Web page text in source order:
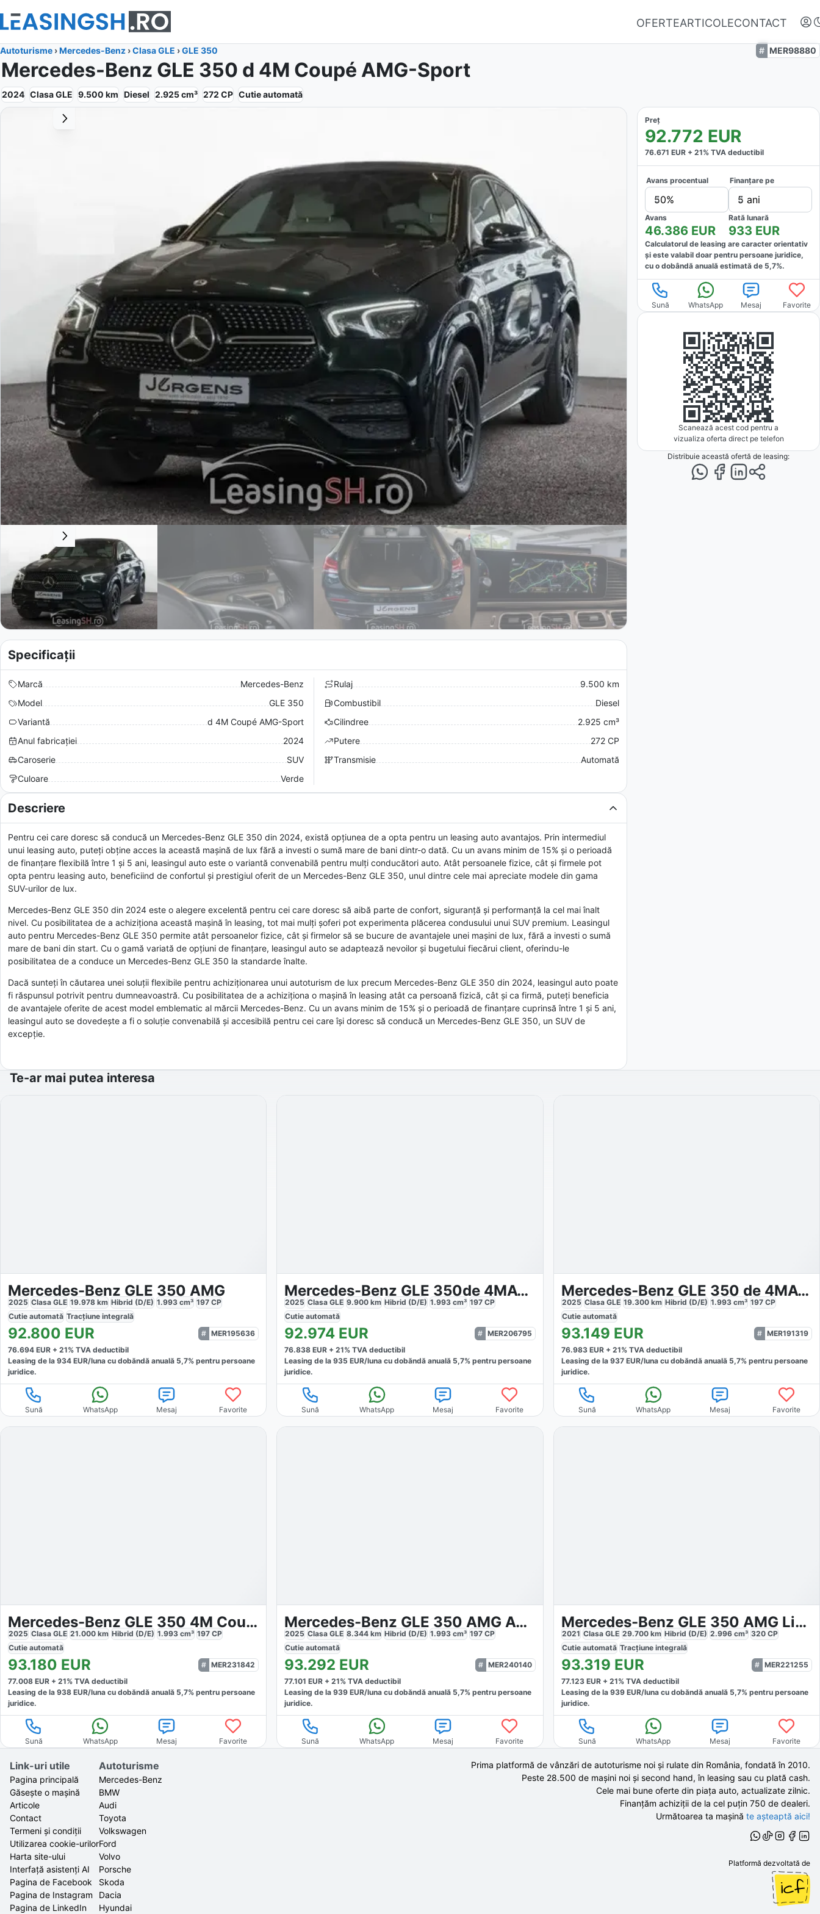
OFERTEARTICOLECONTACT
Autentifică-te
Nu ai oferte favorite
Autoturisme ›Mercedes-Benz ›Clasa GLE ›GLE 350 MER98880
Mercedes-Benz GLE 350 d 4M Coupé AMG-Sport
2024 Clasa GLE 9.500 km Diesel 2.925cm³ 272 CP Cutieautomată
Preț
92.772 EUR
76.671 EUR + 21% TVA deductibil
Avans procentual
50%
Finanțare pe
5 ani
Avans
46.386 EUR
Rată lunară
933 EUR
Calculatorul de leasing are caracter orientativ
și este valabil doar pentru persoane juridice,
cu o dobândă anuală estimată de 5,7%.
Sună WhatsApp Mesaj Favorite
Scanează acest cod pentru a
vizualiza oferta direct pe telefon
Distribuie această ofertă de leasing:
Specificații
Marcă
Mercedes-Benz
Model
GLE 350
Variantă
d 4M Coupé AMG-Sport
Anul fabricației
2024
Caroserie
SUV
Culoare
Verde
Rulaj
9.500 km
Combustibil
Diesel
Cilindree
2.925 cm³
Putere
272 CP
Transmisie
Automată
Descriere
Pentru cei care doresc să conducă un Mercedes-Benz GLE 350 din 2024, există opțiunea de a opta pentru un leasing auto avantajos. Prin intermediul
unui leasing auto, puteți obține acces la această mașină de lux fără a investi o sumă mare de bani dintr-o dată. Cu un avans minim de 15% și o perioadă
de finanțare flexibilă între 1 și 5 ani, leasingul auto este o variantă convenabilă pentru mulți conducători auto. Atât persoanele fizice, cât și firmele pot
opta pentru leasing auto, beneficiind de confortul și prestigiul oferit de un Mercedes-Benz GLE 350, unul dintre cele mai apreciate modele din gama
SUV-urilor de lux.
Mercedes-Benz GLE 350 din 2024 este o alegere excelentă pentru cei care doresc să aibă parte de confort, siguranță și performanță la cel mai înalt
nivel. Cu posibilitatea de a achiziționa această mașină în leasing, tot mai mulți șoferi pot experimenta plăcerea condusului unui SUV premium. Leasingul
auto pentru Mercedes-Benz GLE 350 permite atât persoanelor fizice, cât și firmelor să se bucure de avantajele unei mașini de lux, fără a investi o sumă
mare de bani din start. Cu o gamă variată de opțiuni de finanțare, leasingul auto se adaptează nevoilor și bugetului fiecărui client, oferindu-le
posibilitatea de a conduce un Mercedes-Benz GLE 350 la standarde înalte.
Dacă sunteți în căutarea unei soluții flexibile pentru achiziționarea unui autoturism de lux precum Mercedes-Benz GLE 350 din 2024, leasingul auto poate
fi răspunsul potrivit pentru dumneavoastră. Cu posibilitatea de a achiziționa o mașină în leasing atât ca persoană fizică, cât și ca firmă, puteți beneficia
de avantajele oferite de acest model emblematic al mărcii Mercedes-Benz. Cu un avans minim de 15% și o perioadă de finanțare cuprinsă între 1 și 5 ani,
leasingul auto se dovedește a fi o soluție convenabilă și accesibilă pentru cei care își doresc să conducă un Mercedes-Benz GLE 350, un SUV de
excepție.
Te-ar mai putea interesa
Mercedes-Benz GLE 350 AMG
2025 Clasa GLE 19.978 km Hibrid (D/E) 1.993 cm³ 197 CP
Cutie automată Tracțiune integrală
92.800 EUR
MER195636
76.694 EUR + 21% TVA deductibil
Leasing de la 934 EUR/luna cu dobăndă anuală 5,7% pentru persoane
juridice.
Sună WhatsApp Mesaj Favorite
Mercedes-Benz GLE 350de 4MATIC AMG
2025 Clasa GLE 9.900 km Hibrid (D/E) 1.993 cm³ 197 CP
Cutieautomată
92.974 EUR
MER206795
76.838 EUR +21% TVA deductibil
Leasing de la935 EUR/luna cu dobăndă anuală 5,7% pentru persoane
juridice.
Sună WhatsApp Mesaj Favorite
Mercedes-Benz GLE 350 de 4MATIC AMG
2025 Clasa GLE 19.300km Hibrid (D/E) 1.993cm³ 197CP
Cutie automată
93.149 EUR
MER191319
76.983EUR + 21% TVA deductibil
Leasing de la 937EUR/lunacu dobăndă anuală 5,7% pentru persoane
juridice.
Sună WhatsApp Mesaj Favorite
Mercedes-Benz GLE 350 4M Coupé AMG
2025 Clasa GLE 21.000 km Hibrid (D/E) 1.993 cm³ 197 CP
Cutie automată
93.180 EUR
MER231842
77.008 EUR + 21% TVA deductibil
Leasing de la 938 EUR/luna cu dobăndă anuală 5,7% pentru persoane
juridice.
Sună WhatsApp Mesaj Favorite
Mercedes-Benz GLE 350 AMG Advanced
2025 Clasa GLE 8.344 km Hibrid (D/E) 1.993 cm³ 197 CP
Cutieautomată
93.292 EUR
MER240140
77.101 EUR +21% TVA deductibil
Leasing de la939 EUR/luna cu dobăndă anuală 5,7% pentru persoane
juridice.
Sună WhatsApp Mesaj Favorite
Mercedes-Benz GLE 350 AMG Line
2021 Clasa GLE 29.700km Hibrid (D/E) 2.996cm³ 320CP
Cutie automată Tracțiune integrală
93.319 EUR
MER221255
77.123EUR + 21% TVA deductibil
Leasing de la 939EUR/lunacu dobăndă anuală 5,7% pentru persoane
juridice.
Sună WhatsApp Mesaj Favorite
Prima platformă de vânzări de autoturisme noi și rulate din România, fondată în 2010.
Peste 28.500 de mașini noi și second hand,în leasing sau cu plată cash.
Cele mai bune oferte din piața auto, actualizate zilnic.
Finanțăm achiziții de la cel puțin 750 de dealeri.
Următoarea ta mașină te așteaptă aici!
Link-uri utile
Pagina principală
Găsește o mașină
Articole
Contact
Termeni și condiții
Utilizarea cookie-urilor
Harta site-ului
Interfață asistenți AI
Pagina de Facebook
Pagina de Instagram
Pagina de LinkedIn
Autoturisme
Mercedes-Benz
BMW
Audi
Toyota
Volkswagen
Ford
Volvo
Porsche
Skoda
Dacia
Hyundai
Platformă dezvoltată de